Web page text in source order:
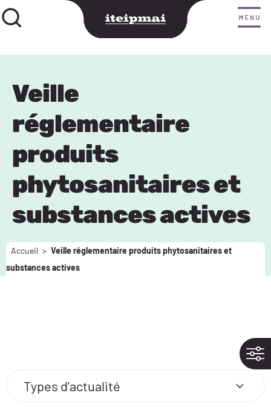
Veille
réglementaire
produits
phytosanitaires et
substances actives
Accueil > Veille réglementaire produits phytosanitaires et
substances actives
Types d'actualité